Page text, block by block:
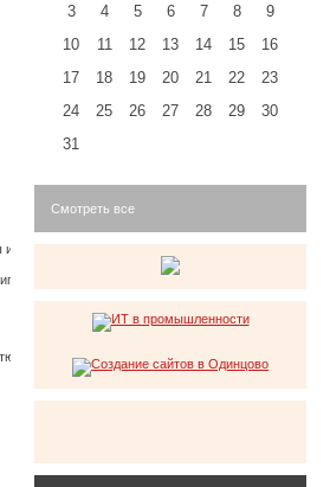
использования, иначе по истечению времени
ткани, изготовленные из крапивы,
…
3
4 5 6 7 8
9
10
11 12 13 14 15
16
17
18 19 20 21 22
23
24
25 26 27 28 29
30
31
Смотреть все